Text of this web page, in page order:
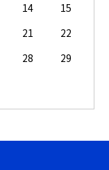
14
15
21
22
28
29